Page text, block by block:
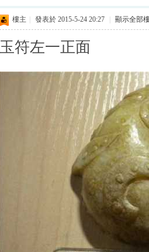
樓主 發表於 2015-5-24 20:27 顯示全部
玉符左一正面